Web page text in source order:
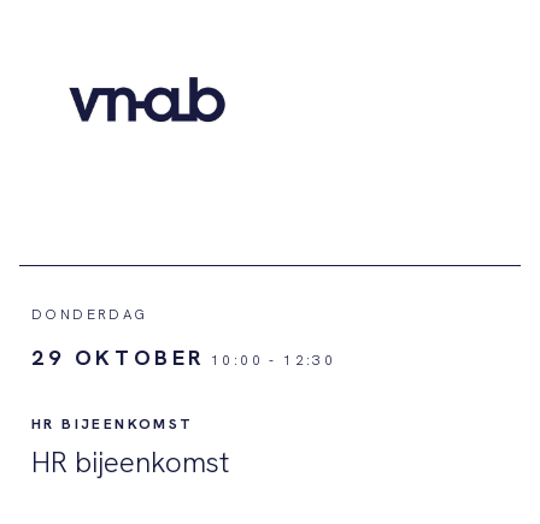
DONDERDAG
29 OKTOBER 10:00 - 12:30
HR BIJEENKOMST
HR bijeenkomst